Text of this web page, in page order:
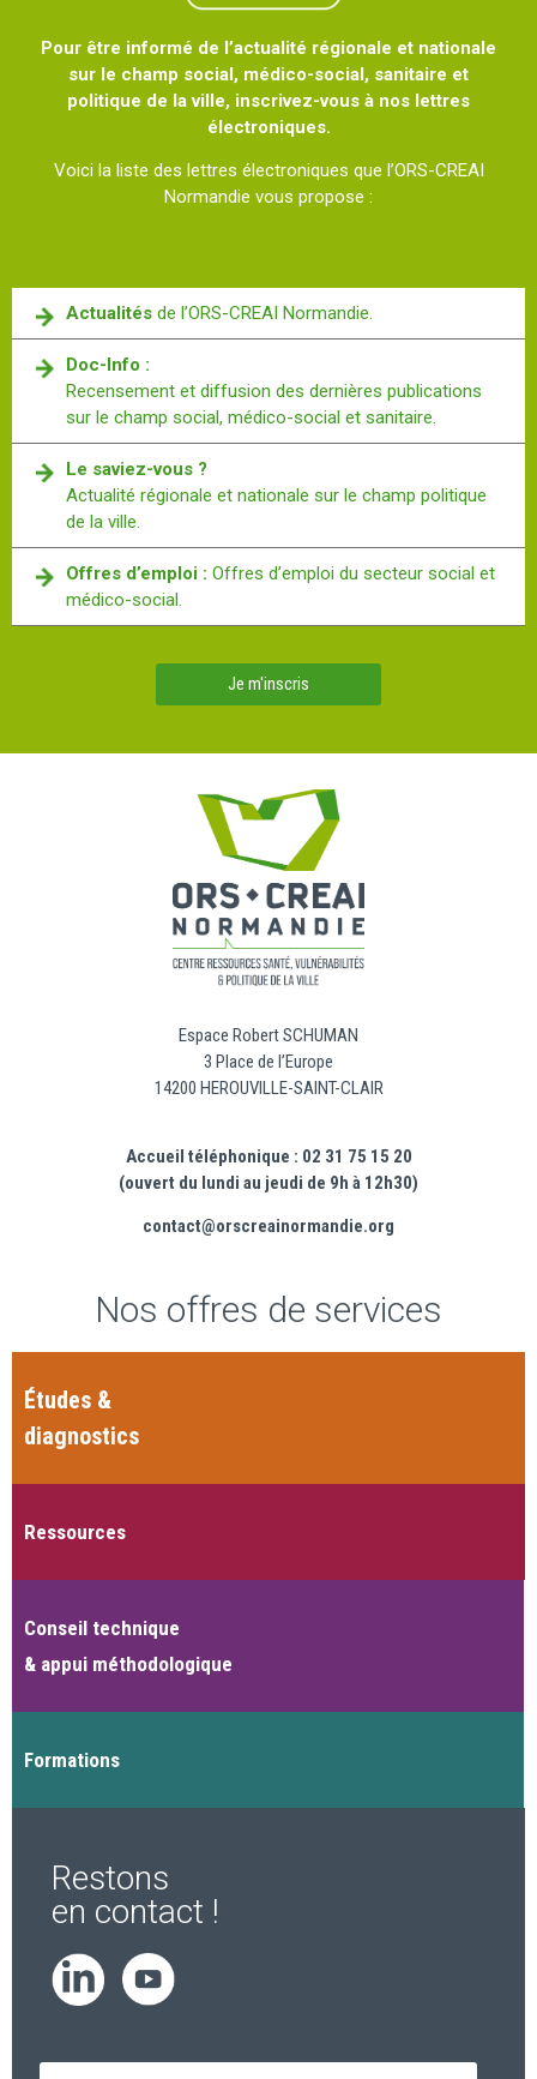
Pour être informé de l’actualité régionale et nationale
sur le champ social, médico-social, sanitaire et
politique de la ville, inscrivez-vous à nos lettres
électroniques.
Voici la liste des lettres électroniques que l’ORS-CREAI
Normandie vous propose :
Actualités de l’ORS-CREAI Normandie.
Doc-Info :
Recensement et diffusion des dernières publications
sur le champ social, médico-social et sanitaire.
Le saviez-vous ?
Actualité régionale et nationale sur le champ politique
de la ville.
Offres d’emploi : Offres d’emploi du secteur social et
médico-social.
Je m'inscris
Espace Robert SCHUMAN
3 Place de l’Europe
14200 HEROUVILLE-SAINT-CLAIR
Accueil téléphonique : 02 31 75 15 20
(ouvert du lundi au jeudi de 9h à 12h30)
contact@orscreainormandie.org
Nos offres de services
Études &
diagnostics
Ressources
Conseil technique
& appui méthodologique
Formations
Restons
en contact !